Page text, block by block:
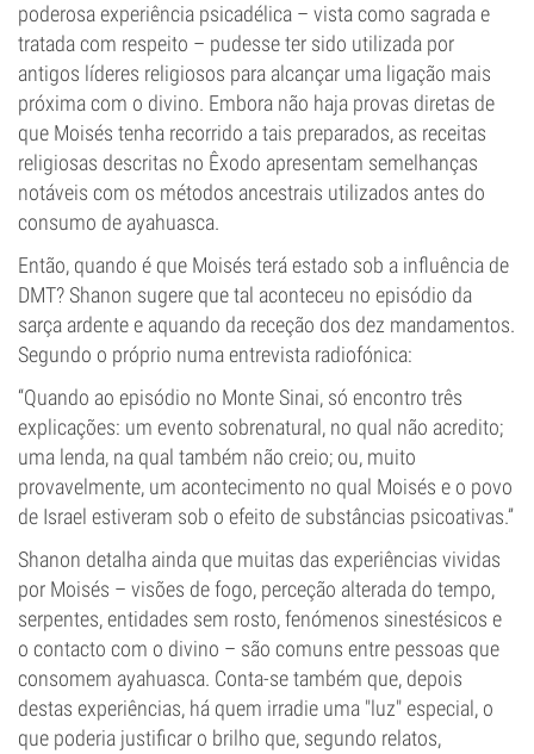
poderosa experiência psicadélica – vista como sagrada e
tratada com respeito – pudesse ter sido utilizada por
antigos líderes religiosos para alcançar uma ligação mais
próxima com o divino. Embora não haja provas diretas de
que Moisés tenha recorrido a tais preparados, as receitas
religiosas descritas no Êxodo apresentam semelhanças
notáveis com os métodos ancestrais utilizados antes do
consumo de ayahuasca.
Então, quando é que Moisés terá estado sob a influência de
DMT? Shanon sugere que tal aconteceu no episódio da
sarça ardente e aquando da receção dos dez mandamentos.
Segundo o próprio numa entrevista radiofónica:
“Quando ao episódio no Monte Sinai, só encontro três
explicações: um evento sobrenatural, no qual não acredito;
uma lenda, na qual também não creio; ou, muito
provavelmente, um acontecimento no qual Moisés e o povo
de Israel estiveram sob o efeito de substâncias psicoativas.”
Shanon detalha ainda que muitas das experiências vividas
por Moisés – visões de fogo, perceção alterada do tempo,
serpentes, entidades sem rosto, fenómenos sinestésicos e
o contacto com o divino – são comuns entre pessoas que
consomem ayahuasca. Conta-se também que, depois
destas experiências, há quem irradie uma "luz" especial, o
que poderia justificar o brilho que, segundo relatos,